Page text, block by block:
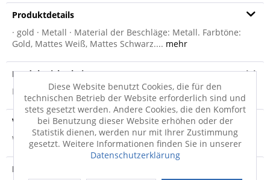
Produktdetails
· gold · Metall · Material der Beschläge: Metall. Farbtöne:
Gold, Mattes Weiß, Mattes Schwarz.... mehr
Produktsicherheit
Produktsicherheit
Versandinfo
Weitere Informationen zum Versand...
Entsorgungshinweis
Diese Website benutzt Cookies, die für den
technischen Betrieb der Website erforderlich sind und
stets gesetzt werden. Andere Cookies, die den Komfort
bei Benutzung dieser Website erhöhen oder der
Statistik dienen, werden nur mit Ihrer Zustimmung
gesetzt. Weitere Informationen finden Sie in unserer
Datenschutzerklärung